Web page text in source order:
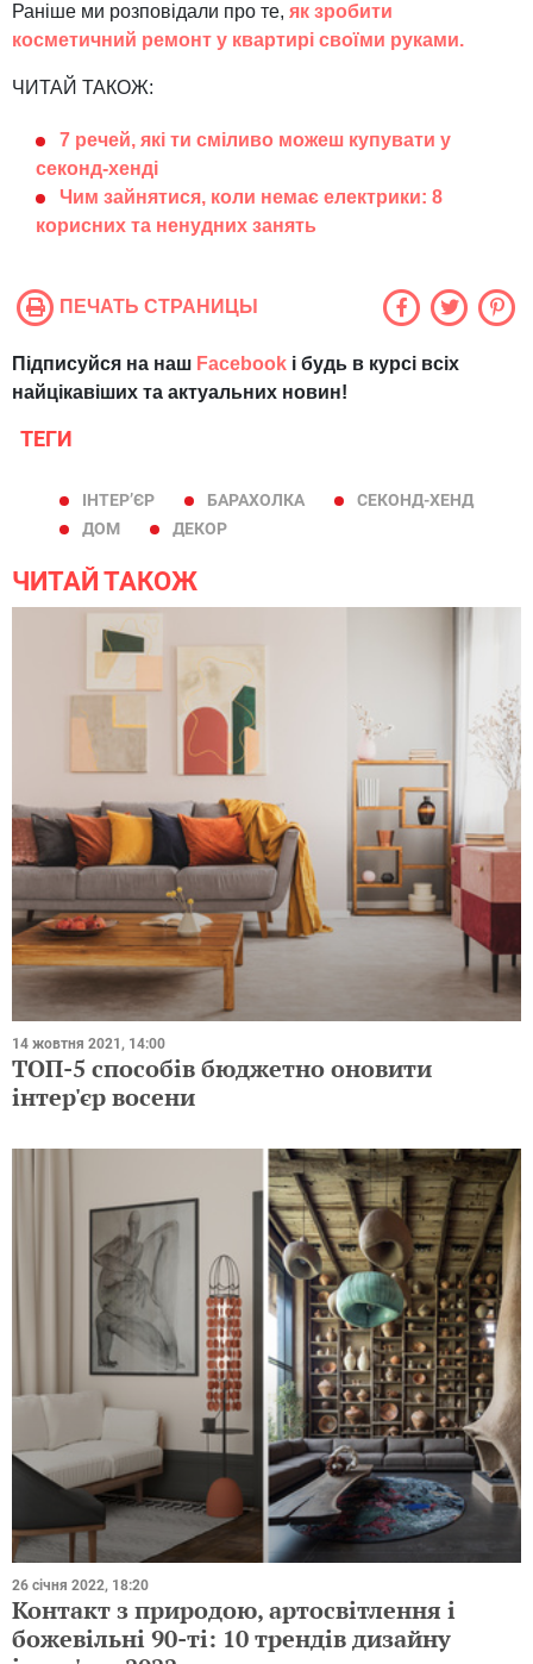
Раніше ми розповідали про те, як зробити
косметичний ремонт у квартирі своїми руками.
ЧИТАЙ ТАКОЖ:
7 речей, які ти сміливо можеш купувати у
секонд-хенді
Чим зайнятися, коли немає електрики: 8
корисних та ненудних занять
ПЕЧАТЬ СТРАНИЦЫ
Підписуйся на наш Facebook і будь в курсі всіх
найцікавіших та актуальних новин!
ТЕГИ
ІНТЕР’ЄР БАРАХОЛКА
СЕКОНД-ХЕНД
ДОМ
ДЕКОР
ЧИТАЙ ТАКОЖ
14 жовтня 2021, 14:00
ТОП-5 способів бюджетно оновити
інтер'єр восени
26 січня 2022, 18:20
Контакт з природою, артосвітлення і
божевільні 90-ті: 10 трендів дизайну